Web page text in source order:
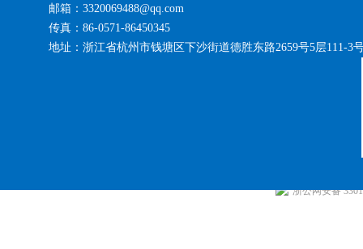
邮箱：3320069488@qq.com
传真：86-0571-86450345
地址：浙江省杭州市钱塘区下沙街道德胜东路2659号5层111-3
浙公网安备